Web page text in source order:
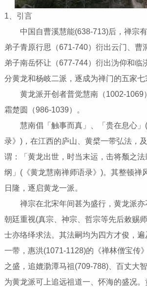
1、引言
中国自曹溪慧能(638-713)后，禅宗有
弟子青原行思（671-740）衍出云门、曹
弟子南岳怀让（677-744）衍出沩仰和临
分黄龙和杨岐二派，逐成为禅门的五家七
黄龙派开创者普觉慧南（1002-1069
霜楚圆（986-1039）。
慧南倡「触事而真」、「贵在息心」(
录》)，在江西的庐山、黄檗一带弘法，
谓：「黄龙出世，时当末运，击将颓之
纲」(《黄龙慧南禅师语录》)。其整顿禅
日隆，逐启黄龙一派。
禅宗在北宋年间甚为盛行，黄龙派亦
朝廷重视(真宗、神宗、哲宗等先后敕赐
士亦络绎求法。其法嗣均为四方才俊，
一带，惠洪(1071-1128)的《禅林僧宝传
之盛，追媲泐潭马祖(709-788)、百丈大
为黄龙派可上追远祖道一、怀海的盛况